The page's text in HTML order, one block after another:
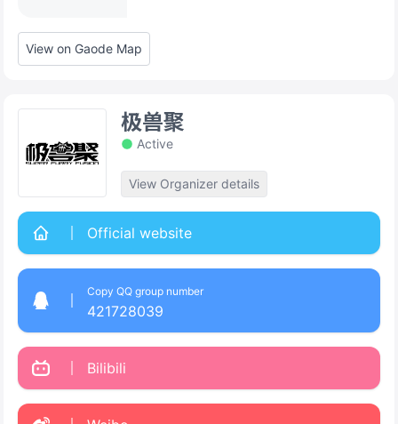
View on Gaode Map
极兽聚
Active
View Organizer details
Official website
Copy QQ group number
421728039
Bilibili